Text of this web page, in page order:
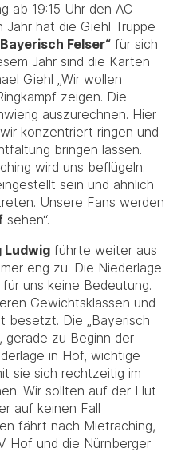
ab 19:15 Uhr den AC
Jahr hat die Giehl Truppe
Felser“ für sich
Jahr sind die Karten
Giehl „Wir wollen
zeigen. Die
auszurechnen. Hier
konzentriert ringen und
bringen lassen.
wird uns beflügeln.
sein und ähnlich
Unsere Fans werden
sehen“.
Ludwig führte weiter aus
eng zu. Die Niederlage
uns keine Bedeutung.
Gewichtsklassen und
besetzt. Die „Bayerisch
gerade zu Beginn der
in Hof, wichtige
sie sich rechtzeitig im
Wir sollten auf der Hut
auf keinen Fall
fährt nach Mietraching,
Hof und die Nürnberger